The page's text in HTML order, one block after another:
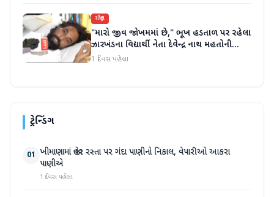
રાષ્ટ્રીય
"મારો જીવ જોખમમાં છે," ભૂખ હડતાળ પર રહેલા
ઝારખંડના વિદ્યાર્થી નેતા દેવેન્દ્ર નાથ મહતોની
તબિયત ખરાબ
1 દિવસ પહેલા
ટ્રેન્ડિંગ
01 ખીમાણામાં જાહેર રસ્તા પર ગંદા પાણીનો નિકાલ, વેપારીઓ આકરા
પાણીએ
1 દિવસ પહેલા